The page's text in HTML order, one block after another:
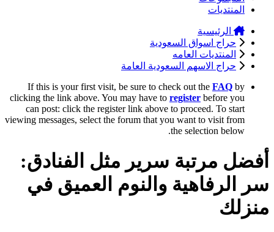
المنتديات
الرئيسية
حراج اسواق السعودية
المنتديات العامه
حراج الاسهم السعودية العامة
If this is your first visit, be sure to check out the FAQ by
clicking the link above. You may have to register before you
can post: click the register link above to proceed. To start
viewing messages, select the forum that you want to visit from
the selection below.
أفضل مرتبة سرير مثل الفنادق:
سر الرفاهية والنوم العميق في
منزلك